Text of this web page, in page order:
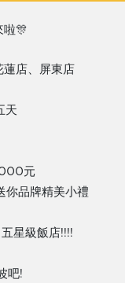
啦🎊
蓮店、屏東店
天
元
你品牌精美小禮
星級飯店!!!!
吧!